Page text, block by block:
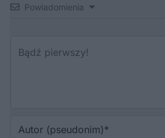
Powiadomienia